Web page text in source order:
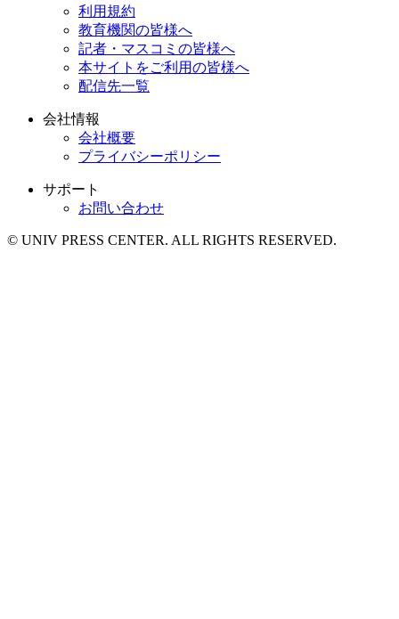
利用規約
教育機関の皆様へ
記者・マスコミの皆様へ
本サイトをご利用の皆様へ
配信先一覧
会社情報
会社概要
プライバシーポリシー
サポート
お問い合わせ
© UNIV PRESS CENTER. ALL RIGHTS RESERVED.